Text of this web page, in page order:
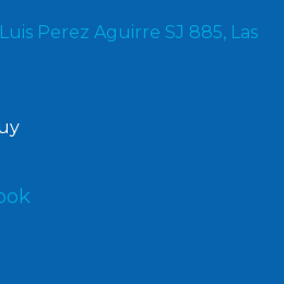
Perez Aguirre SJ 885, Las